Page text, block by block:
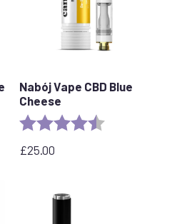
5 stars
Nabój Vape CBD Blue
Cheese
Ocena:
£25.00